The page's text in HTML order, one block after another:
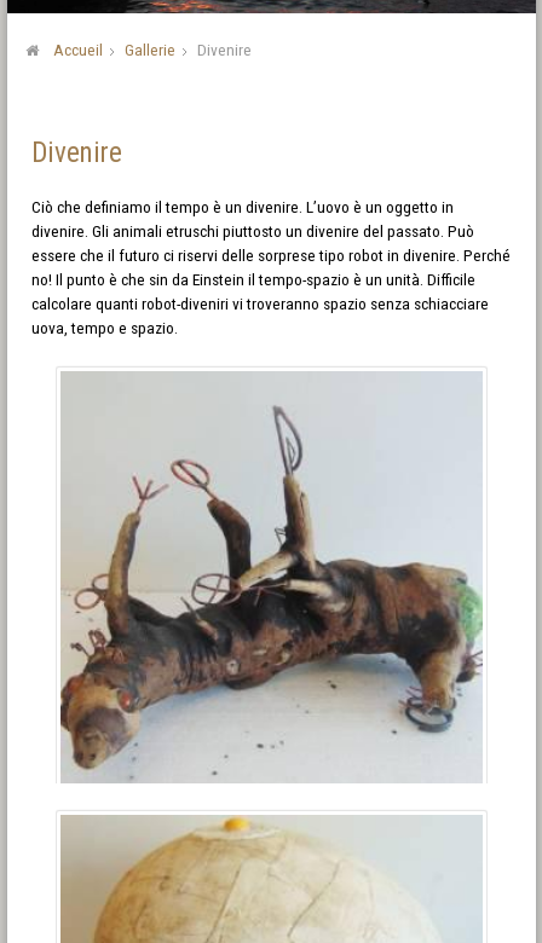
Accueil Gallerie Divenire
Divenire
Ciò che definiamo il tempo è un divenire. L’uovo è un oggetto in
divenire. Gli animali etruschi piuttosto un divenire del passato. Può
essere che il futuro ci riservi delle sorprese tipo robot in divenire. Perché
no! Il punto è che sin da Einstein il tempo-spazio è un unità. Difficile
calcolare quanti robot-diveniri vi troveranno spazio senza schiacciare
uova, tempo e spazio.